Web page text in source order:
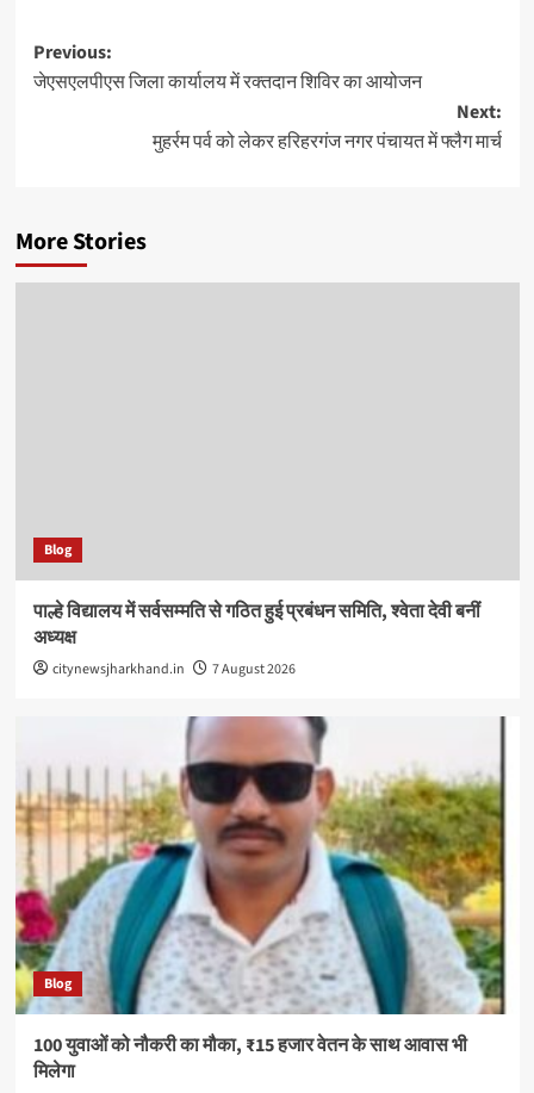
Post
navigation
Previous:
जेएसएलपीएस जिला कार्यालय में रक्तदान शिविर का आयोजन
Next:
मुहर्रम पर्व को लेकर हरिहरगंज नगर पंचायत में फ्लैग मार्च
More Stories
Blog
पाल्हे विद्यालय में सर्वसम्मति से गठित हुई प्रबंधन समिति, श्वेता देवी बनीं
अध्यक्ष
citynewsjharkhand.in 7 August 2026
Blog
100 युवाओं को नौकरी का मौका, ₹15 हजार वेतन के साथ आवास भी
मिलेगा